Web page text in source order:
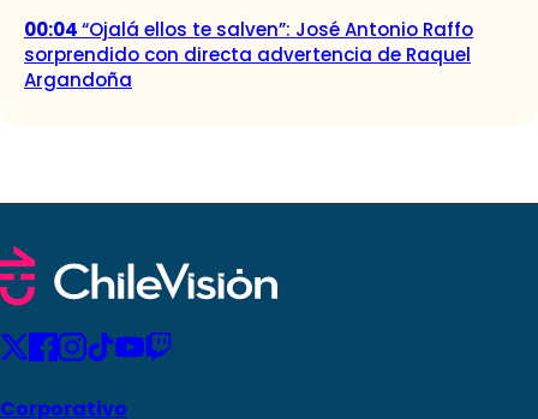
00:04“Ojalá ellos te salven”: José Antonio Raffo
sorprendido con directa advertencia de Raquel
Argandoña
Corporativo